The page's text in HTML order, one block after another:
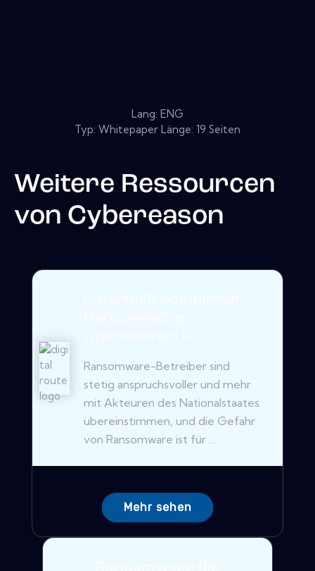
Lang: ENG
Typ: Whitepaper Länge: 19 Seiten
Weitere Ressourcen
von Cybereason
Ransomware-Betreiber sind
stetig anspruchsvoller und mehr
mit Akteuren des Nationalstaates
übereinstimmen, und die Gefahr
von Ransomware ist für ...
Mehr sehen